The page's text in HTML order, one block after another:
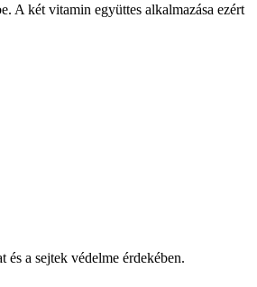
A két vitamin együttes alkalmazása ezért
a sejtek védelme érdekében.